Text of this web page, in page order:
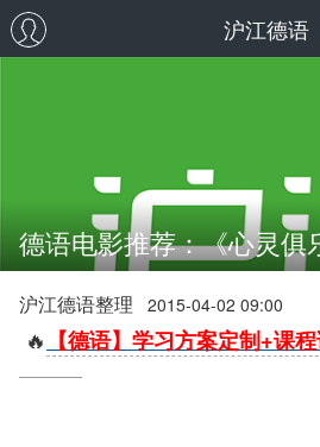
沪江德语
德语电影推荐：《心灵俱
沪江德语整理 2015-04-02 09:00
🔥 【德语】学习方案定制+课